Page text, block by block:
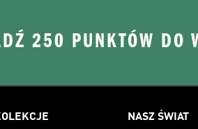
250 PUNKTÓW DO
NASZ ŚWIAT